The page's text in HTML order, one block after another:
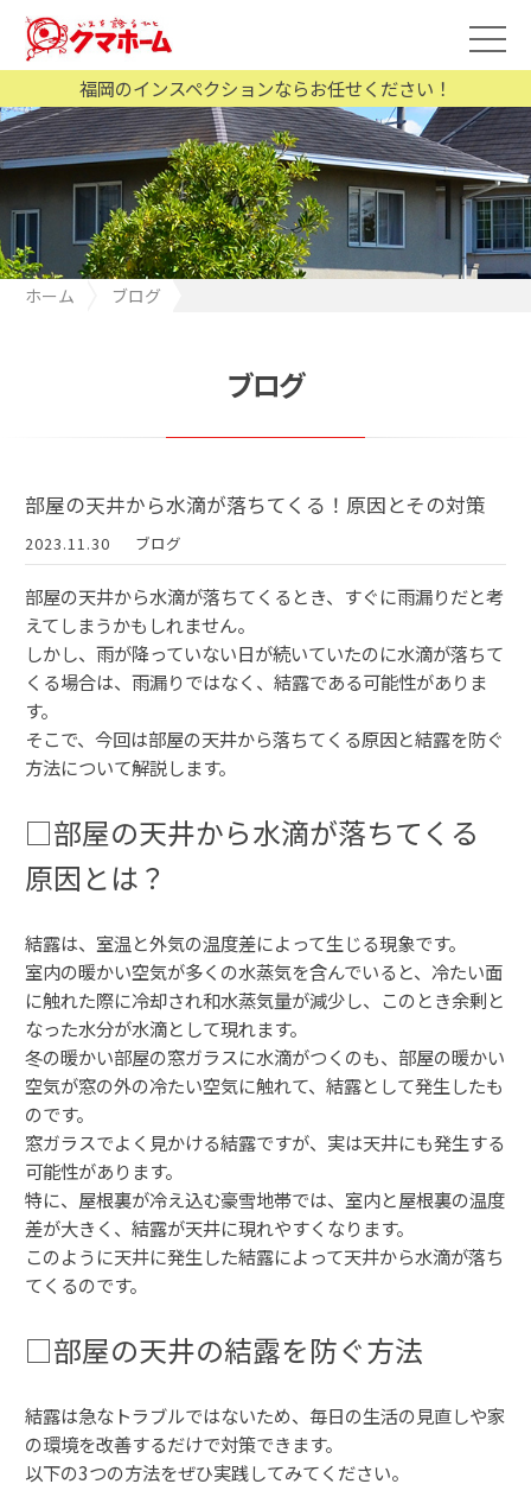
福岡のインスペクションならお任せください！
ホーム
ブログ
ブログ
部屋の天井から水滴が落ちてくる！原因とその対策
2023.11.30 ブログ
部屋の天井から水滴が落ちてくるとき、すぐに雨漏りだと考
えてしまうかもしれません。
しかし、雨が降っていない日が続いていたのに水滴が落ちて
くる場合は、雨漏りではなく、結露である可能性がありま
す。
そこで、今回は部屋の天井から落ちてくる原因と結露を防ぐ
方法について解説します。
□部屋の天井から水滴が落ちてくる
原因とは？
結露は、室温と外気の温度差によって生じる現象です。
室内の暖かい空気が多くの水蒸気を含んでいると、冷たい面
に触れた際に冷却され和水蒸気量が減少し、このとき余剰と
なった水分が水滴として現れます。
冬の暖かい部屋の窓ガラスに水滴がつくのも、部屋の暖かい
空気が窓の外の冷たい空気に触れて、結露として発生したも
のです。
窓ガラスでよく見かける結露ですが、実は天井にも発生する
可能性があります。
特に、屋根裏が冷え込む豪雪地帯では、室内と屋根裏の温度
差が大きく、結露が天井に現れやすくなります。
このように天井に発生した結露によって天井から水滴が落ち
てくるのです。
□部屋の天井の結露を防ぐ方法
結露は急なトラブルではないため、毎日の生活の見直しや家
の環境を改善するだけで対策できます。
以下の3つの方法をぜひ実践してみてください。